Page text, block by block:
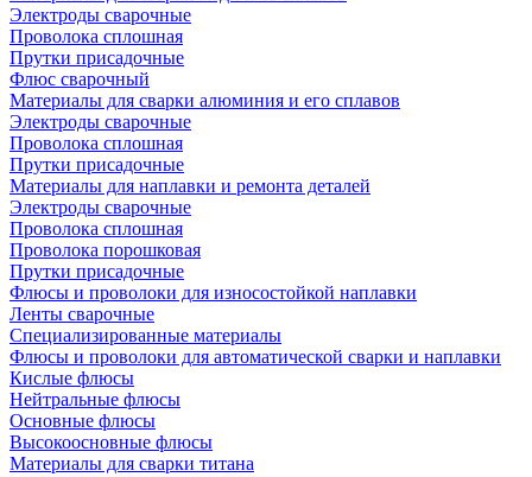
Электроды сварочные
Проволока сплошная
Прутки присадочные
Флюс сварочный
Материалы для сварки алюминия и его сплавов
Электроды сварочные
Проволока сплошная
Прутки присадочные
Материалы для наплавки и ремонта деталей
Электроды сварочные
Проволока сплошная
Проволока порошковая
Прутки присадочные
Флюсы и проволоки для износостойкой наплавки
Ленты сварочные
Специализированные материалы
Флюсы и проволоки для автоматической сварки и наплавки
Кислые флюсы
Нейтральные флюсы
Основные флюсы
Высокоосновные флюсы
Материалы для сварки титана